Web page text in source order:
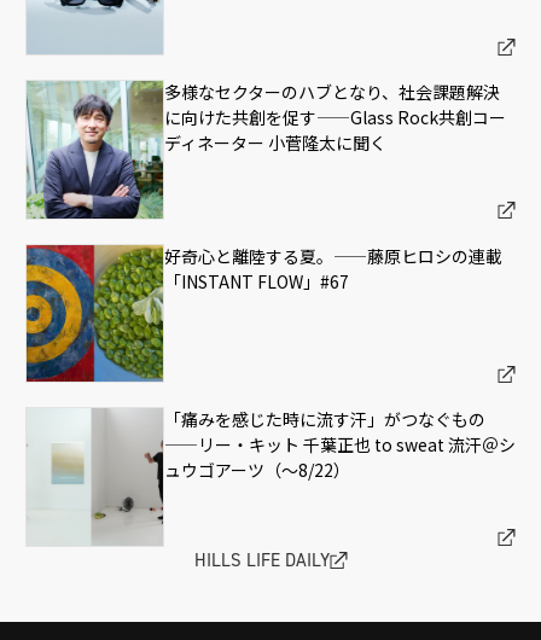
多様なセクターのハブとなり、社会課題解決
に向けた共創を促す——Glass Rock共創コー
ディネーター 小菅隆太に聞く
好奇心と離陸する夏。——藤原ヒロシの連載
「INSTANT FLOW」#67
「痛みを感じた時に流す汗」がつなぐもの
——リー・キット 千葉正也 to sweat 流汗＠シ
ュウゴアーツ（〜8/22）
HILLS LIFE DAILY